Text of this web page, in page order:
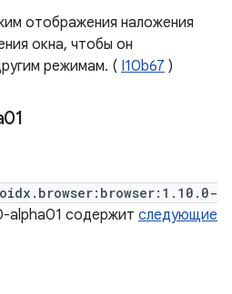
отображения наложения
окна, чтобы он
режимам. ( I10b67 )
alpha01 содержит следующие